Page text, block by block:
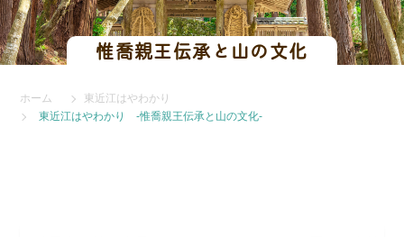
惟喬親王伝承と山の文化
ホーム
東近江はやわかり
東近江はやわかり -惟喬親王伝承と山の文化-